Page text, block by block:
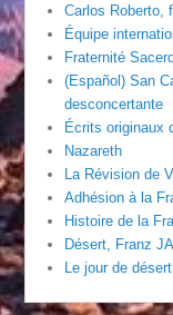
Carlos Roberto,
Équipe
Fraternité
(Español) San
desconcertante
Écrits originaux
Nazareth
La Révision de
Adhésion à la
Histoire de la
Désert, Franz
Le jour de désert